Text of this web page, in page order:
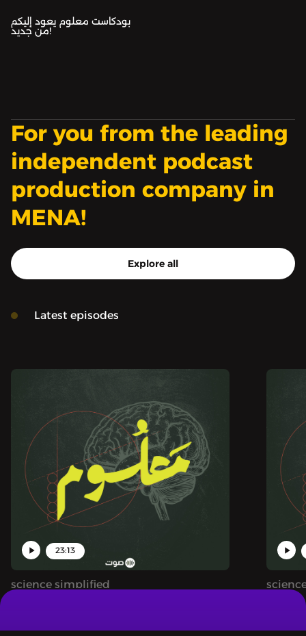
بودكاست معلوم يعود إليكم
من جديد!
For you from the leading
independent podcast
production company in
MENA!
Explore all
Latest episodes
23:13
science simplified
معلوم